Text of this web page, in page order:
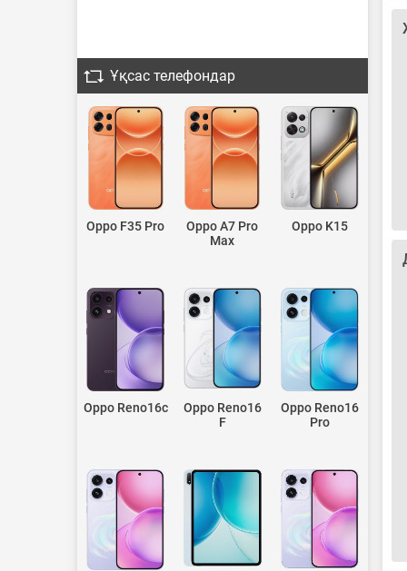
Ұқсас телефондар
Oppo F35 Pro
Oppo A7 Pro
Max
Oppo K15
Oppo Reno16c
Oppo Reno16
F
Oppo Reno16
Pro